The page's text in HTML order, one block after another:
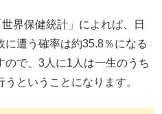
界保健統計」によれば、日
遭う確率は約35.8％になる
ので、3人に1人は一生のうち
ということになります。